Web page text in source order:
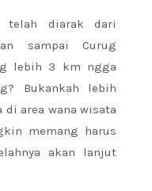
telah diarak dari
sampai Curug
lebih 3 km ngga
Bukankah lebih
area wana wisata
memang harus
akan lanjut